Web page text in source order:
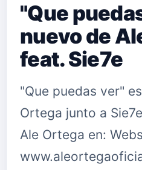
"Que
nuevo de
feat. Sie7e
"Que puedas ver"
Ortega junto a
Ale Ortega en: